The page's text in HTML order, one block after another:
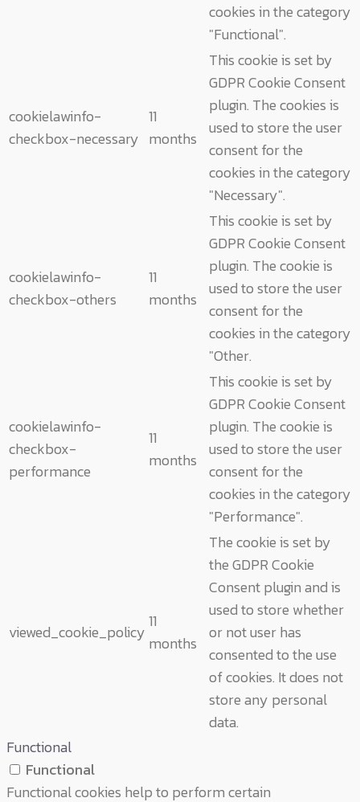
cookies in the category
"Functional".
cookielawinfo-
checkbox-necessary
11
months
This cookie is set by
GDPR Cookie Consent
plugin. The cookies is
used to store the user
consent for the
cookies in the category
"Necessary".
cookielawinfo-
checkbox-others
11
months
This cookie is set by
GDPR Cookie Consent
plugin. The cookie is
used to store the user
consent for the
cookies in the category
"Other.
cookielawinfo-
checkbox-
performance
11
months
This cookie is set by
GDPR Cookie Consent
plugin. The cookie is
used to store the user
consent for the
cookies in the category
"Performance".
viewed_cookie_policy
11
months
The cookie is set by
the GDPR Cookie
Consent plugin and is
used to store whether
or not user has
consented to the use
of cookies. It does not
store any personal
data.
Functional
Functional
Functional cookies help to perform certain